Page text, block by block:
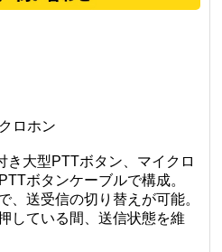
ロホン
き大型PTTボタン、マイクロ
ボタンケーブルで構成。
、送受信の切り替えが可能。
している間、送信状態を維